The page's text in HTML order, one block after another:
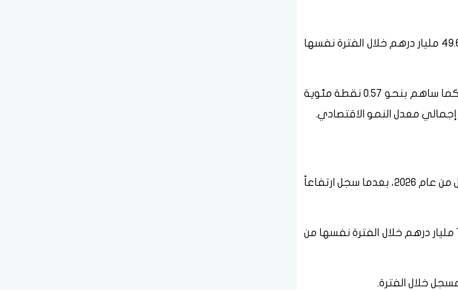
وارتفعت القيمة المضافة للنشاط إلى 50.9 مليار درهم، مقارنة بـ49.6 مليار درهم خلال الفترة نفسها
وشكل قطاع التجارة نحو 22% من الناتج المحلي الإجمالي للإمارة، كما ساهم بنحو 0.57 نقطة مئوية
واصل قطاع تكنولوجيا المعلومات والاتصالات نموه خلال الربع الأول من عام 2026، بعدما سجل ارتفاعاً
وبلغت القيمة المضافة للقطاع نحو 12.1 مليار درهم، مقارنة بـ11.8 مليار درهم خلال الفترة نفسها من